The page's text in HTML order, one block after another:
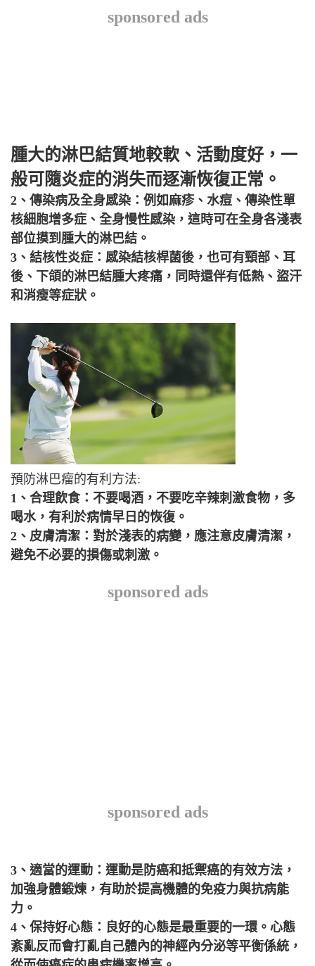
sponsored ads
腫大的淋巴結質地較軟、活動度好，一
般可隨炎症的消失而逐漸恢復正常。
2、傳染病及全身感染：例如麻疹、水痘、傳染性單
核細胞增多症、全身慢性感染，這時可在全身各淺表
部位摸到腫大的淋巴結。
3、結核性炎症：感染結核桿菌後，也可有頸部、耳
後、下頜的淋巴結腫大疼痛，同時還伴有低熱、盜汗
和消瘦等症狀。
預防淋巴瘤的有利方法:
1、合理飲食：不要喝酒，不要吃辛辣刺激食物，多
喝水，有利於病情早日的恢復。
2、皮膚清潔：對於淺表的病變，應注意皮膚清潔，
避免不必要的損傷或刺激。
sponsored ads
sponsored ads
3、適當的運動：運動是防癌和抵禦癌的有效方法，
加強身體鍛煉，有助於提高機體的免疫力與抗病能
力。
4、保持好心態：良好的心態是最重要的一環。心態
紊亂反而會打亂自己體內的神經內分泌等平衡係統，